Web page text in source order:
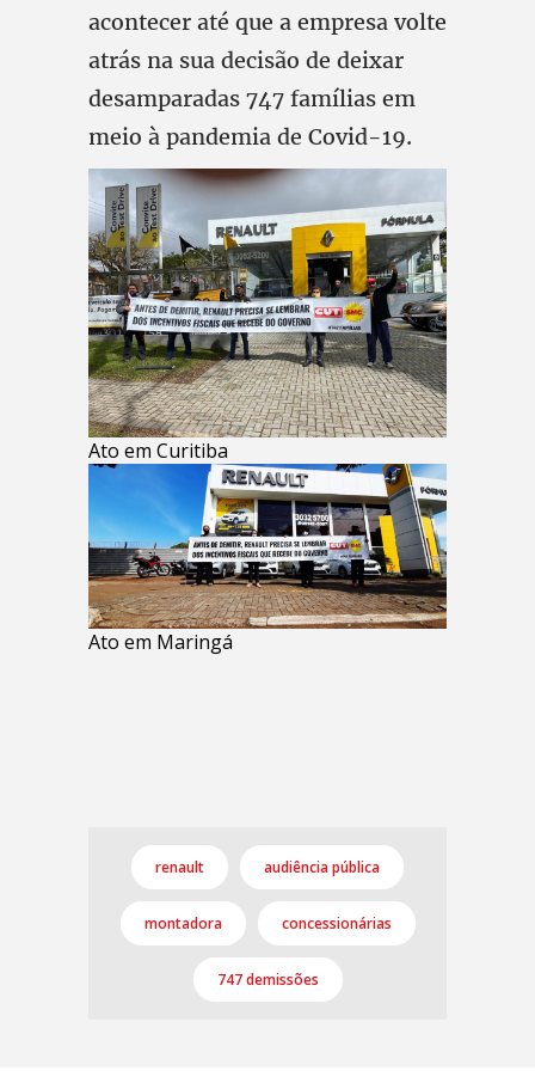
acontecer até que a empresa volte
atrás na sua decisão de deixar
desamparadas 747 famílias em
meio à pandemia de Covid-19.
Ato em Curitiba
Ato em Maringá
renault audiência pública
montadora concessionárias
747 demissões